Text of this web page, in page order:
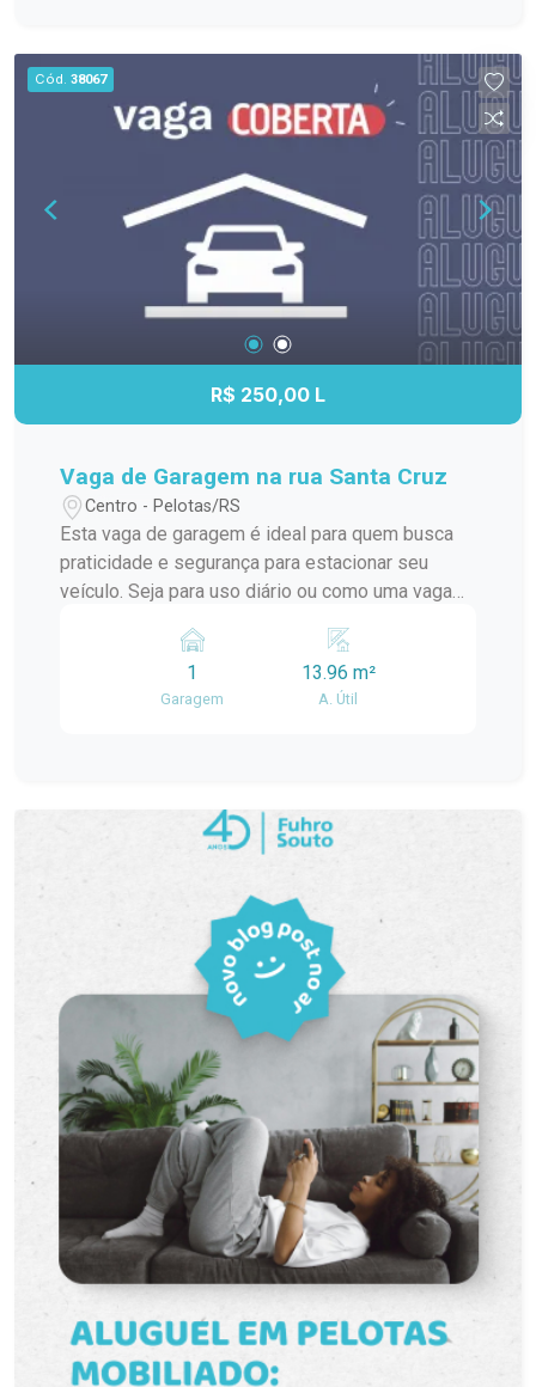
de ensino, tornando sua vida mais prática e
conveniente.
Cód. 38067
R$ 250,00 L
Vaga de Garagem na rua Santa Cruz
Centro - Pelotas/RS
Esta vaga de garagem é ideal para quem busca
praticidade e segurança para estacionar seu
veículo. Seja para uso diário ou como uma vaga
obter mais informações ou agendar uma visita
para ver a vaga pessoalmente. Estamos à
1
Garagem
13.96 m²
A. Útil